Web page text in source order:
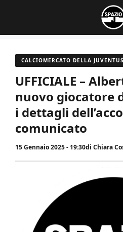
contenuto
CALCIOMERCATO DELLA JUVENTUS
UFFICIALE –
nuovo giocatore
i dettagli
comunicato
15 Gennaio 2025 - 19:30di Chiara